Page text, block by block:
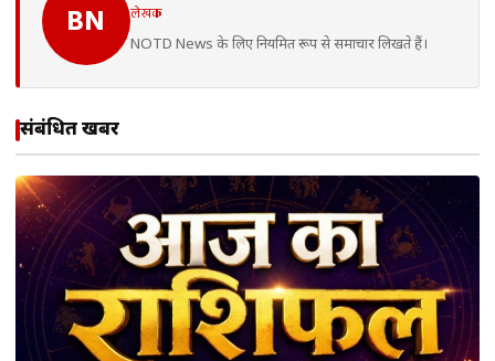
BN लेखक
NOTD News के लिए नियमित रूप से समाचार लिखते हैं।
संबंधित खबरें